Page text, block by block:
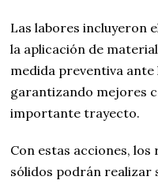
Las labores incluyeron
la aplicación de
medida preventiva
garantizando mejores
importante trayecto.
Con estas acciones,
sólidos podrán realizar